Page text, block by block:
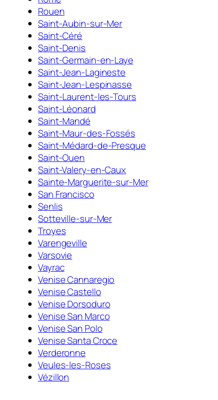
Rouen
Saint-Aubin-sur-Mer
Saint-Céré
Saint-Denis
Saint-Germain-en-Laye
Saint-Jean-Lagineste
Saint-Jean-Lespinasse
Saint-Laurent-les-Tours
Saint-Léonard
Saint-Mandé
Saint-Maur-des-Fossés
Saint-Médard-de-Presque
Saint-Ouen
Saint-Valery-en-Caux
Sainte-Marguerite-sur-Mer
San Francisco
Senlis
Sotteville-sur-Mer
Troyes
Varengeville
Varsovie
Vayrac
Venise Cannaregio
Venise Castello
Venise Dorsoduro
Venise San Marco
Venise San Polo
Venise Santa Croce
Verderonne
Veules-les-Roses
Vézillon